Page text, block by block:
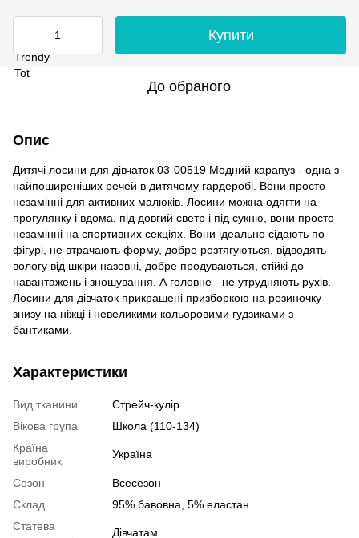
Купити
До обраного
Опис
Дитячі лосини для дівчаток 03-00519 Модний карапуз - одна з
найпоширеніших речей в дитячому гардеробі. Вони просто
незамінні для активних малюків. Лосини можна одягти на
прогулянку і вдома, під довгий светр і під сукню, вони просто
незамінні на спортивних секціях. Вони ідеально сідають по
фігурі, не втрачають форму, добре розтягуються, відводять
вологу від шкіри назовні, добре продуваються, стійкі до
навантажень і зношування. А головне - не утрудняють рухів.
Лосини для дівчаток прикрашені призборкою на резиночку
знизу на ніжці і невеликими кольоровими гудзиками з
бантиками.
Характеристики
Вид тканини
Стрейч-кулір
Вікова група
Школа (110-134)
Країна
виробник
Україна
Сезон
Всесезон
Склад
95% бавовна, 5% еластан
Статева
Дівчатам